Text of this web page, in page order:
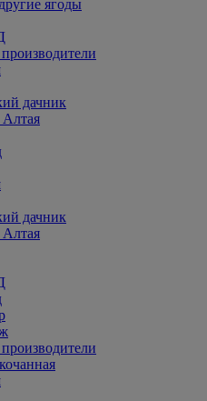
ягоды
дачник
дачник